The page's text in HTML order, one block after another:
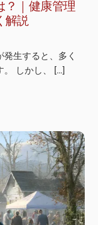
？｜健康管理
解説
生すると、多く
。 しかし、 […]